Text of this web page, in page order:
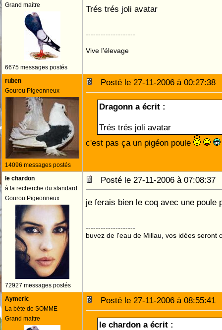
Grand maitre
6675 messages postés
Trés trés joli avatar
--------------------
Vive l'élevage
ruben
Gourou Pigeonneux
14096 messages postés
Posté le 27-11-2006 à
Dragonn a écrit :
Trés trés joli avatar
c'est pas ça un pigéon poule
le chardon
à la recherche du standard
Gourou Pigeonneux
72927 messages postés
Posté le 27-11-2006 à
je ferais bien le coq avec une poule
--------------------
buvez de l'eau de Millau, vos idées seront
Aymeric
La béte de SOMME
Grand maitre
Posté le 27-11-2006 à
le chardon a écrit :